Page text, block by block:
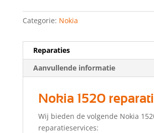
Categorie: Nokia
Reparaties
Aanvullende informatie
Nokia 1520
Wij bieden de volgende Nokia
reparatieservices: